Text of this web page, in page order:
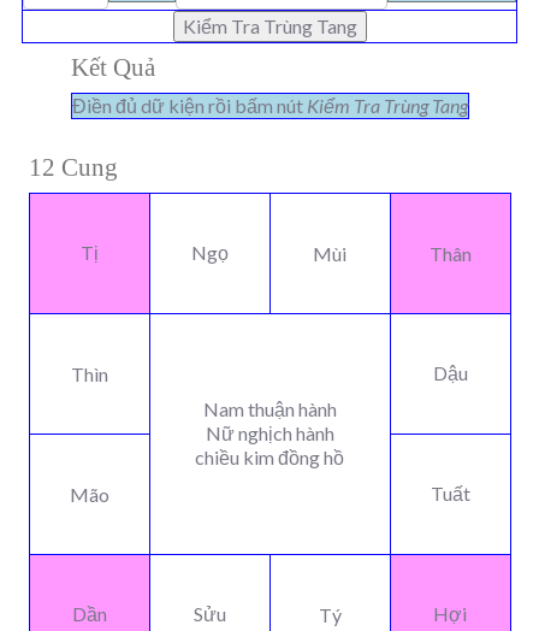
Kết Quả
Điền đủ dữ kiện rồi bấm nút Kiểm Tra Trùng Tang
12 Cung
Tị Ngọ Mùi Thân
Thìn
Nam thuận hành
Nữ nghịch hành
chiều kim đồng hồ
Dậu
Mão Tuất
Dần Sửu Tý Hợi